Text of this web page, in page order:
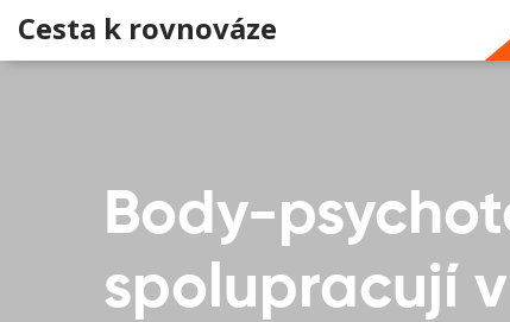
Cesta k rovnováze
Body-
spolupracují